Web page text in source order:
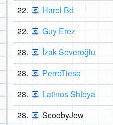
22. Harel Bd
22. Guy Erez
28. İzak Severoğlu
28. PerroTieso
28. Latinos Shfeya
28. ScoobyJew